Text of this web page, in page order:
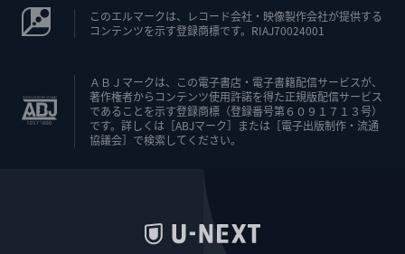
このエルマークは、レコード会社・映像製作会社が提供する
コンテンツを示す登録商標です。RIAJ70024001
ＡＢＪマークは、この電子書店・電子書籍配信サービスが、
著作権者からコンテンツ使用許諾を得た正規版配信サービス
であることを示す登録商標（登録番号第６０９１７１３号）
です。詳しくは［ABJマーク］または［電子出版制作・流通
協議会］で検索してください。